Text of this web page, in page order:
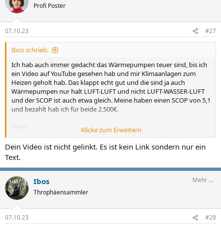
Profi Poster
07.10.23 #27
Ibos schrieb:
Ich hab auch immer gedacht das Wärmepumpen teuer sind, bis ich
ein Video auf YouTube gesehen hab und mir Klimaanlagen zum
Heizen geholt hab. Das klappt echt gut und die sind ja auch
Wärmepumpen nur halt LUFT-LUFT und nicht LUFT-WASSER-LUFT
und der SCOP ist auch etwa gleich. Meine haben einen SCOP von 5,1
und bezahlt hab ich für beide 2,500€.
Video
WARUM sieht keiner diese einfache &
günstige HEIZUNGSLÖSUNG?
Klicke zum Erweitern
Dein Video ist nicht gelinkt. Es ist kein Link sondern nur ein
Text.
Ibos
Throphäensammler
Mehr ...
07.10.23 #28